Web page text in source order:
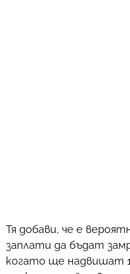
Тя добави, че е
заплати да бъдат
когато ще надвишат